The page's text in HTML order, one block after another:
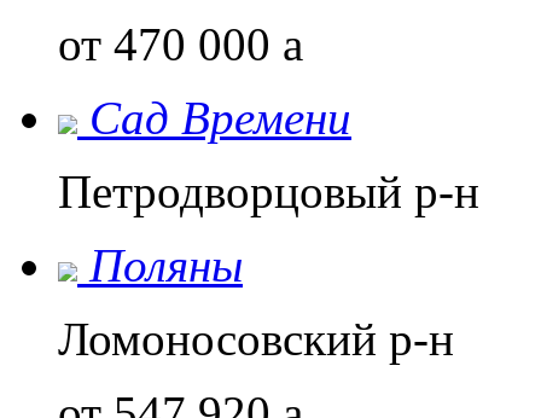
от 470 000 a
Сад Времени
Петродворцовый р-н
Поляны
Ломоносовский р-н